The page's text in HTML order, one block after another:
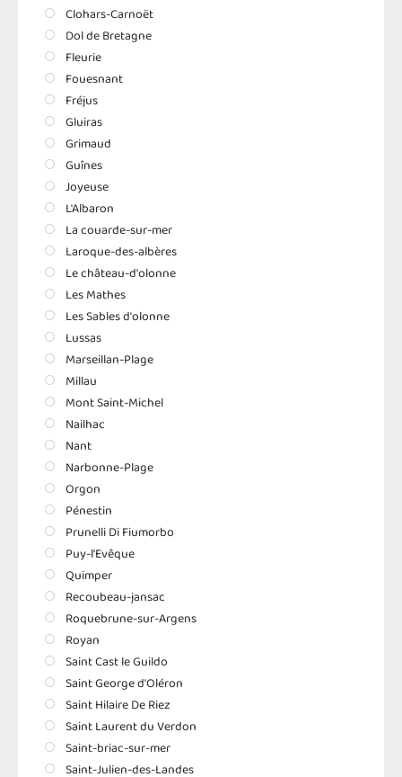
Clohars-Carnoët
Dol de Bretagne
Fleurie
Fouesnant
Fréjus
Gluiras
Grimaud
Guînes
Joyeuse
L'Albaron
La couarde-sur-mer
Laroque-des-albères
Le château-d'olonne
Les Mathes
Les Sables d'olonne
Lussas
Marseillan-Plage
Millau
Mont Saint-Michel
Nailhac
Nant
Narbonne-Plage
Orgon
Pénestin
Prunelli Di Fiumorbo
Puy-l'Evêque
Quimper
Recoubeau-jansac
Roquebrune-sur-Argens
Royan
Saint Cast le Guildo
Saint George d'Oléron
Saint Hilaire De Riez
Saint Laurent du Verdon
Saint-briac-sur-mer
Saint-Julien-des-Landes